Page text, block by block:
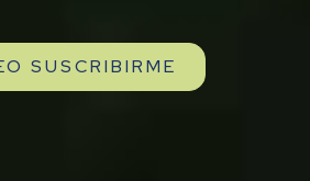
SUSCRIBIRME